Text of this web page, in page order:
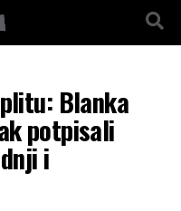
Blanka
potpisali
i